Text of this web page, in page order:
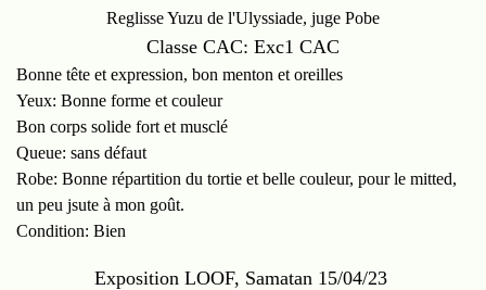
Reglisse Yuzu de l'Ulyssiade, juge Pobe
Classe CAC: Exc1 CAC
Bonne tête et expression, bon menton et oreilles
Yeux: Bonne forme et couleur
Bon corps solide fort et musclé
Queue: sans défaut
Robe: Bonne répartition du tortie et belle couleur, pour le mitted,
un peu jsute à mon goût.
Condition: Bien
Exposition LOOF, Samatan 15/04/23